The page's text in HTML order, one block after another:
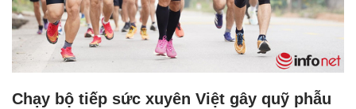
Chạy bộ tiếp sức xuyên Việt gây quỹ phẫu